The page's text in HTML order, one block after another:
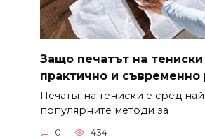
Защо печатът на тениски
практично и
Печатът на тениски е сред
популярните методи за
0 434